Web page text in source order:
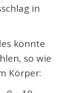
in
könnte
so wie
Körper: